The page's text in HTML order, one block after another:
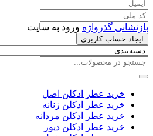
بازنشانی گذرواژه ورود به سایت
ایجاد حساب کاربری
خرید عطر ادکلن اصل
خرید عطر ادکلن زنانه
خرید عطر ادکلن مردانه
خرید عطر ادکلن دیور